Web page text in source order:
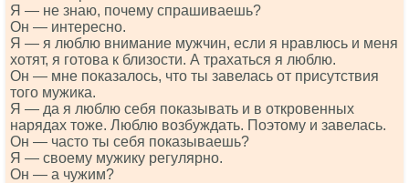
Я — не знаю, почему спрашиваешь?
Он — интересно.
Я — я люблю внимание мужчин, если я нравлюсь и меня
хотят, я готова к близости. А трахаться я люблю.
Он — мне показалось, что ты завелась от присутствия
того мужика.
Я — да я люблю себя показывать и в откровенных
нарядах тоже. Люблю возбуждать. Поэтому и завелась.
Он — часто ты себя показываешь?
Я — своему мужику регулярно.
Он — а чужим?